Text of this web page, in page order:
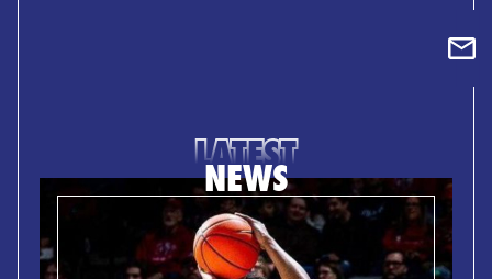
LATEST
NEWS